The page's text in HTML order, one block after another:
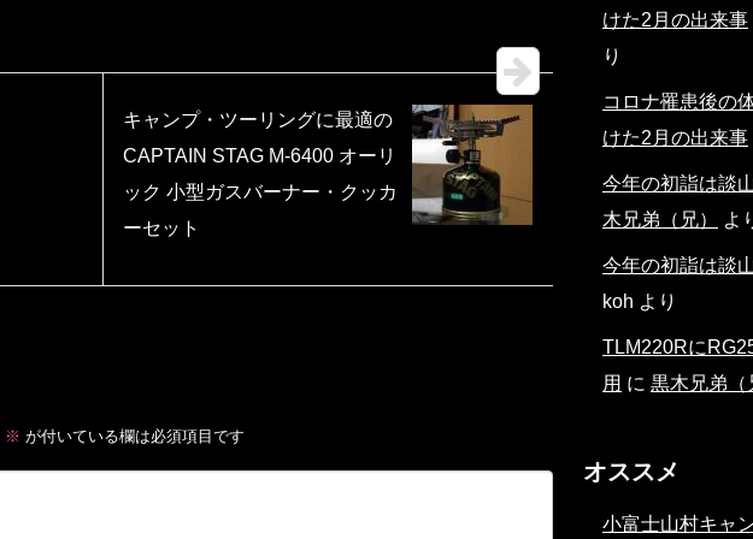
キャンプ・ツーリングに最適の
CAPTAIN STAG M-6400 オーリ
ック 小型ガスバーナー・クッカ
ーセット
※ が付いている欄は必須項目です
けた2月の出来事
り
コロナ罹患後の
けた2月の出来事
今年の初詣は談
木兄弟（兄）
よ
今年の初詣は談
koh より
TLM220Rに
用 に 黒木兄弟（
オススメ
小富士山村キャ